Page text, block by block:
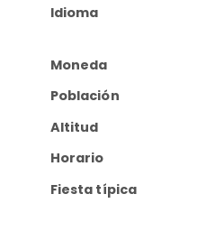
Idioma
Moneda
Población
Altitud
Horario
Fiesta típica